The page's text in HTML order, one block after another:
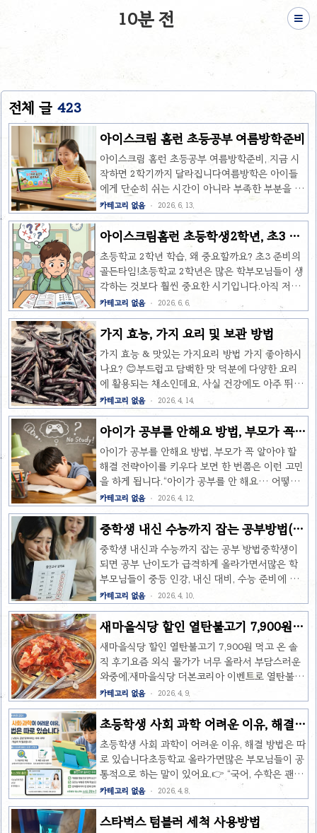
10분 전
전체 글 423
아이스크림 홈런 초등공부 여름방학준비
아이스크림 홈런 초등공부 여름방학준비, 지금 시
작하면 2학기까지 달라집니다여름방학은 아이들
에게 단순히 쉬는 시간이 아니라 부족한 부분을 보
완하고, 다음 학기를 준비할 수 있는 중요한 시기입
니다. 특히 초등학생 시기는 학습 습관과 자기주도
학습 능력이 만들어지는 시기라서 방학을 어떻게
보내느냐에 따라 학기 중 학습 자신감도 달라질 수
있습니다.그래서 많은 학부모님들이 검색하는 키
워드가 바로 아이스크림 홈런 초등공부 여름방학
준비입니다.오늘은 여름방학 동안 아이스크림 홈
런을 활용해 초등 공부를 효과적으로 준비하는 방
법을 소개해 드리겠습니다.왜 초등 여름방학 공부
가 중요할까요?초등 시기는 성적 경쟁보다 기초 학
습 능력과 공부 습관 형성이 가장 중요합니다.여름
방학 동안 학습 공백이 길어지면 다음과 같은 변화
가 생..
카테고리 없음 2026. 6. 13.
아이스크림홈런 초등학생2학년, 초3 준
비 골든타임!
초등학교 2학년 학습, 왜 중요할까요? 초3 준비의
골든타임!초등학교 2학년은 많은 학부모님들이 생
각하는 것보다 훨씬 중요한 시기입니다.아직 저학
년이라 공부 부담이 크지 않아 보일 수 있지만, 실
제로는 초등학교 3학년을 준비하는 가장 중요한
학년이라고 할 수 있습니다.3학년이 되면 학습 난
됩니다. 또한 수학에서는 곱셈과 나눗셈이 본격적
으로 등장하기 때문에 2학년 때 배운 내용이 탄탄
하게 준비되어 있어야 합니다.1~2학년때보다는
학습양이 늘어나기 때문에 아이들이 부담을 느끼
는 경우도 있는데요.오늘은 초등학교 2학년 학습이
왜 중요한지, 그리고 아이스크림 홈런으로 어떻게
효과적으로 초3을 대비할 수 있는지 알아보겠습니
다.초등학교 2학년 수학이 중요한 이유초등 ..
카테고리 없음 2026. 6. 6.
가지 효능, 가지 요리 및 보관 방법
가지 효능 & 맛있는 가지요리 방법 가지 좋아하시
나요? 😊부드럽고 담백한 맛 덕분에 다양한 요리
에 활용되는 채소인데요, 사실 건강에도 아주 뛰어
난 효능을 가지고 있어요.저는 어렸을 때는 학교
급식에 가지가 나오면 선입견을 가지고 있어서 편
식을 했었는데,어른이 되니 이렇게 건강에 좋은 채
이 보이기도 하고, 가격도 저렴해서 많이 사게 되더
라구요.🍆 가지 효능 7가지 (꼭 알아야 할 건강 정
보)1. 항산화 효과 (노화 예방)가지의 보라색 껍질
에는 안토시아닌 성분이 풍부해요.이 성분은 활성
산소를 제거해서 노화 방지와 피부 건강에 도움을
줍니다.👉 피부 탄력 & 동안 유지에 GOOD2. 다
이어트에 효과적가지는 칼로리가 낮고 수분이 많
아서 다이어트 식단에 최고예요..
카테고리 없음 2026. 4. 14.
아이가 공부를 안해요 방법, 부모가 꼭
알아야 할 해결전략
아이가 공부를 안해요 방법, 부모가 꼭 알아야 할
해결 전략아이를 키우다 보면 한 번쯤은 이런 고민
을 하게 됩니다.“아이가 공부를 안 해요… 어떻게
해야 할까요?”혼내도 소용없고, 타일러도 변화가
없다면방법을 바꿔야 할 시점일 수 있습니다.이 글
에서는 실제 많은 학부모들이 검색하는“아이가 공
부를 안해요 방법”에 대한 현실적인 해결책을 정리
해드릴게요.📌 아이가 공부를 안 하는 진짜 이유먼
저 원인을 알아야 해결이 가능합니다.1. 공부가 어
려워서 피하는 경우기초가 부족하면 아이는 공부
를 “하기 싫은 것”으로 인식합니다.특히 수학, 영어
에서 많이 나타납니다.👉 해결 포인트→ “의지 문
제”가 아니라 “난이도 문제”일 수 있습니다.2. 공부
습관이 없는 경우공부는 ‘의지’보다 ‘습관’이 중요
합니다.시작 자체를 ..
카테고리 없음 2026. 4. 12.
중학생 내신 수능까지 잡는 공부방법(홈
런 인강)
중학생 내신과 수능까지 잡는 공부 방법중학생이
되면 공부 난이도가 급격하게 올라가면서많은 학
부모님들이 중등 인강, 내신 대비, 수능 준비에 대
해 고민하게 됩니다. 특히 중등 시기는 단순한 시험
대비가 아니라고등 내신과 수능까지 연결되는 중
요한 시기이기 때문에어떤 학습 방법을 선택하느
냐가 정말 중요합니다.그래서 오늘은 중학생 인강
추천으로 많이 언급되는 '홈런 중등'에 대해내신
관리와 수능 대비 측면에서 정리해보려고 합니다.
📌 중학생 공부, 왜 중요한가?중학교 공부는 단순
히 현재 시험 점수만을 위한 것이 아닙니다.고등학
교 내신의 기초 형성수능 개념 이해의 시작 단계자
기주도학습 습관 형성이 시기에 기초가 제대로 잡
히지 않으면고등학교 진학 후 학습 격차가 크게 벌
어질 수 있습니다.그래서 요즘은 단순 문제풀이..
카테고리 없음 2026. 4. 10.
새마을식당 할인 열탄불고기 7,900원
먹고 온 후기
새마을식당 할인 열탄불고기 7,900원 먹고 온 솔
직 후기요즘 외식 물가가 너무 올라서 부담스러운
와중에,새마을식당 더본코리아 이벤트로 열탄불고
기 7,900원이라는 소식을 듣고 바로 다녀왔어요!
결론부터 말하면 언제 먹어도 맛있고, 가성비 대박
입니다!평소에도 백종원 브랜드 더본코리아 홍콩
자주 이렇게 할인해주면 좋겠네요! 요즘 한끼에 이
가격 먹기 힘들잖아요. 그런데 너무 맛있어서 이것
저것 시키다보니 요즘 외식물가 둘이먹고 삼만원
정도나왔어요.📍 방문 계기더본코리아 외식브랜드
총출동 4월1일부터 4월19일까지 릴레이로 세일중
인데요.👉 “열탄불고기 7,900원 할인 이벤트”평소
카테고리 없음 2026. 4. 9.
초등학생 사회 과학 어려운 이유, 해결
방법(아이스크림 홈런 후기)
초등학생 사회 과학이 어려운 이유, 해결 방법은 따
로 있습니다초등학교 올라가면많은 부모님들이 공
통적으로 하는 말이 있어요.👉 “국어, 수학은 괜찮
은데… 사회랑 과학을 너무 어려워해요”저도 처음
엔 “외우면 되는 거 아닌가?” 싶었는데막상 아이를
보니까 전혀 다르더라고요.📌 초등학생이 사회·과
카테고리 없음 2026. 4. 8.
스타벅스 텀블러 세척 사용방법